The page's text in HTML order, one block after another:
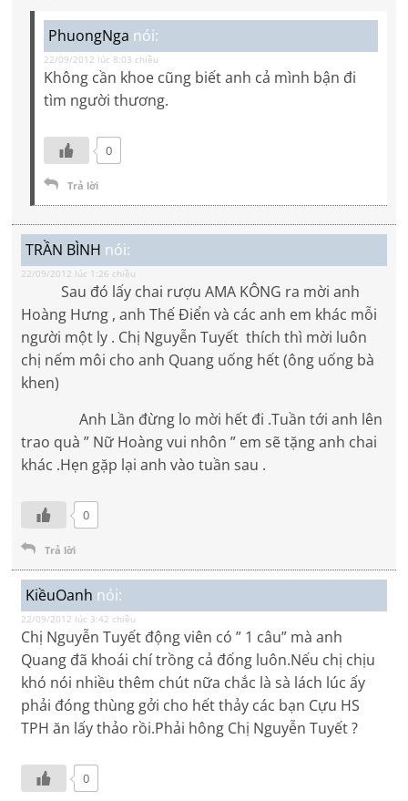
PhuongNga nói:
22/09/2012 lúc 8:03 chiều
Không cần khoe cũng biết anh cả mình bận đi
tìm người thương.
0
Trả lời
TRẦN BÌNH nói:
22/09/2012 lúc 1:26 chiều
Sau đó lấy chai rượu AMA KÔNG ra mời anh
Hoàng Hưng , anh Thế Điển và các anh em khác mỗi
người một ly . Chị Nguyễn Tuyết thích thì mời luôn
chị nếm môi cho anh Quang uống hết (ông uống bà
khen)
Anh Lần đừng lo mời hết đi .Tuần tới anh lên
trao quà ” Nữ Hoàng vui nhôn ” em sẽ tặng anh chai
khác .Hẹn gặp lại anh vào tuần sau .
0
Trả lời
KiềuOanh nói:
22/09/2012 lúc 3:42 chiều
Chị Nguyễn Tuyết động viên có ” 1 câu” mà anh
Quang đã khoái chí trồng cả đống luôn.Nếu chị chịu
khó nói nhiều thêm chút nữa chắc là sà lách lúc ấy
phải đóng thùng gởi cho hết thảy các bạn Cựu HS
TPH ăn lấy thảo rồi.Phải hông Chị Nguyễn Tuyết ?
0